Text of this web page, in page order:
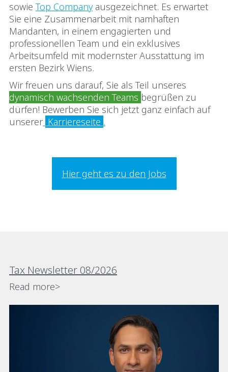
sowieTop Companyausgezeichnet. Es erwartet
Sie eine Zusammenarbeit mit namhaften
Mandanten, in einem engagierten und
professionellen Team und ein exklusives
Arbeitsumfeld mit modernster Ausstattung im
ersten Bezirk Wiens.
Wir freuen uns darauf, Sie als Teil unseres
dynamisch wachsenden Teams begrüßen zu
dürfen! Bewerben Sie sich jetzt ganz einfach auf
unserer Karriereseite .
Hier geht es zu den Jobs
Tax Newsletter 08/2026
Read more>